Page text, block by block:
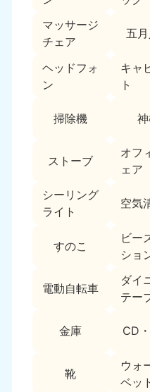
マッサージ
チェア
五
ヘッドフォ
ン
キャ
ト
掃除機
ストーブ
オフ
ェア
シーリング
ライト
空気
すのこ
ビー
ショ
電動自転車
ダイ
テー
金庫 CD
靴
ウォ
ベッ
福島県
050-1881-5271
050-1881-5265
050-1881-5268
9:00〜19:00 年中無休
050-1881-5270
9:00〜19:00 年中無休
群馬県
9:00〜19:00 年中無休
愛知県